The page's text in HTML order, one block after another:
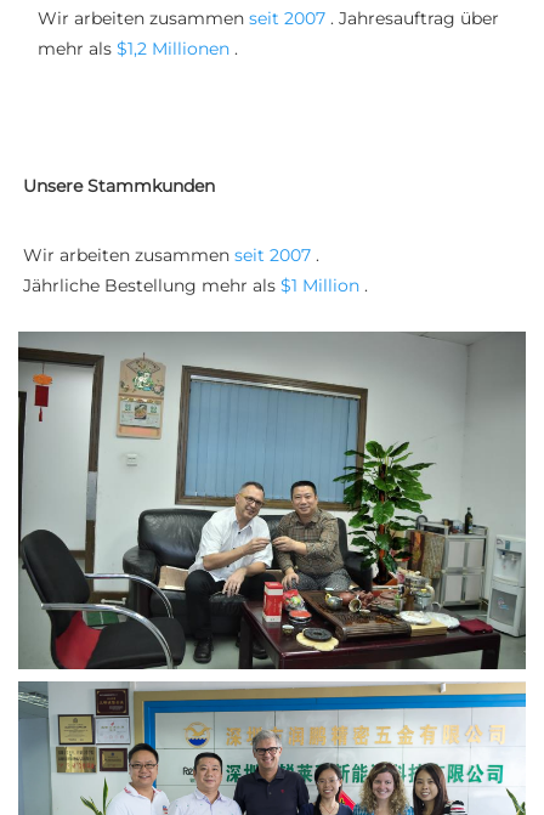
Wir arbeiten zusammen seit 2007 . Jahresauftrag über
mehr als $1,2 Millionen .
Unsere Stammkunden
Wir arbeiten zusammen seit 2007 .
Jährliche Bestellung mehr als $1 Million .